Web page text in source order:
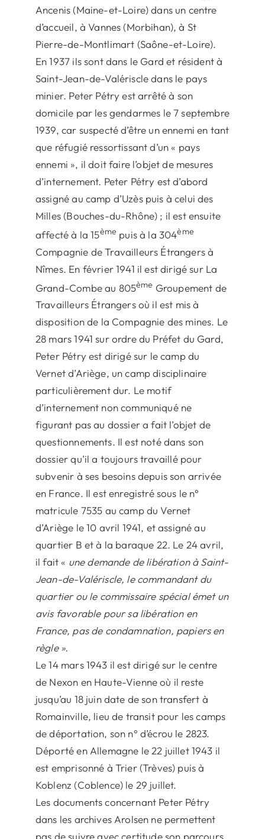
Ancenis (Maine-et-Loire) dans un centre
d’accueil, à Vannes (Morbihan), à St
Pierre-de-Montlimart (Saône-et-Loire).
En 1937 ils sont dans le Gard et résident à
Saint-Jean-de-Valériscle dans le pays
minier. Peter Pétry est arrêté à son
domicile par les gendarmes le 7 septembre
1939, car suspecté d’être un ennemi en tant
que réfugié ressortissant d’un « pays
ennemi », il doit faire l’objet de mesures
d’internement. Peter Pétry est d’abord
assigné au camp d’Uzès puis à celui des
Milles (Bouches-du-Rhône) ; il est ensuite
affecté à la 15ème puis à la 304ème
Compagnie de Travailleurs Étrangers à
Nîmes. En février 1941 il est dirigé sur La
Grand-Combe au 805ème Groupement de
Travailleurs Étrangers où il est mis à
disposition de la Compagnie des mines. Le
28 mars 1941 sur ordre du Préfet du Gard,
Peter Pétry est dirigé sur le camp du
Vernet d’Ariège, un camp disciplinaire
particulièrement dur. Le motif
d’internement non communiqué ne
figurant pas au dossier a fait l’objet de
questionnements. Il est noté dans son
dossier qu’il a toujours travaillé pour
subvenir à ses besoins depuis son arrivée
en France. Il est enregistré sous le n°
matricule 7535 au camp du Vernet
d’Ariège le 10 avril 1941, et assigné au
quartier B et à la baraque 22. Le 24 avril,
il fait « une demande de libération à Saint-
Jean-de-Valériscle, le commandant du
quartier ou le commissaire spécial émet un
avis favorable pour sa libération en
France, pas de condamnation, papiers en
règle ».
Le 14 mars 1943 il est dirigé sur le centre
de Nexon en Haute-Vienne où il reste
jusqu’au 18 juin date de son transfert à
Romainville, lieu de transit pour les camps
de déportation, son n° d’écrou le 2823.
Déporté en Allemagne le 22 juillet 1943 il
est emprisonné à Trier (Trèves) puis à
Koblenz (Coblence) le 29 juillet.
Les documents concernant Peter Pétry
dans les archives Arolsen ne permettent